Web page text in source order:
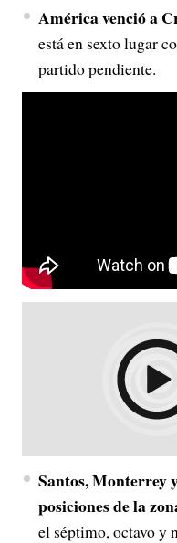
América venció a
está en sexto lugar
partido pendiente.
Santos, Monterrey
posiciones de la
el séptimo, octavo y